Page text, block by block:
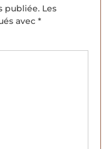
publiée. Les
avec *